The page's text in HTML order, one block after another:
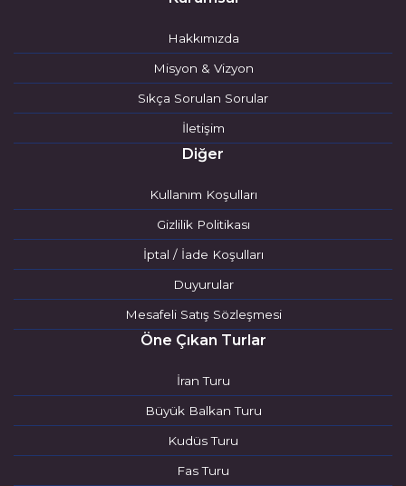
Hakkımızda
Misyon & Vizyon
Sıkça Sorulan Sorular
İletişim
Diğer
Kullanım Koşulları
Gizlilik Politikası
İptal / İade Koşulları
Duyurular
Mesafeli Satış Sözleşmesi
Öne Çıkan Turlar
İran Turu
Büyük Balkan Turu
Kudüs Turu
Fas Turu